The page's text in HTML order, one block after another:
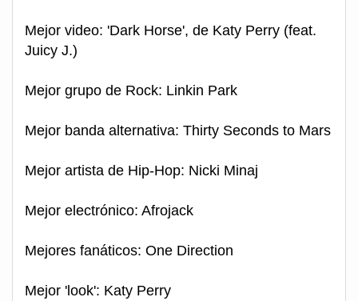
Mejor video: 'Dark Horse', de Katy Perry (feat.
Juicy J.)
Mejor grupo de Rock: Linkin Park
Mejor banda alternativa: Thirty Seconds to Mars
Mejor artista de Hip-Hop: Nicki Minaj
Mejor electrónico: Afrojack
Mejores fanáticos: One Direction
Mejor 'look': Katy Perry